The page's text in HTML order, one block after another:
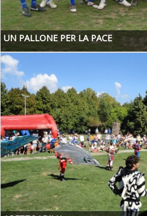
UN PALLONE PER LA PACE